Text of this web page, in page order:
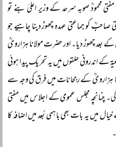
محمودؒ صوبہ سرحد کے وزیر اعلیٰ بنے تو
صاحبؒ کو جماعتی عہدہ چھوڑ دینا چاہیے جو
چھوڑ دیا۔ اور حضرت مولانا ہزارویؒ
کے اندرونی حلقوں میں یہ تحریک پیدا ہوئی
کے رجحانات میں فرق کی وجہ سے
چنانچہ مجلس عمومی کے اجلاس میں مفتی
میں یہ بات بھی باہمی بُعد میں اضافہ کا